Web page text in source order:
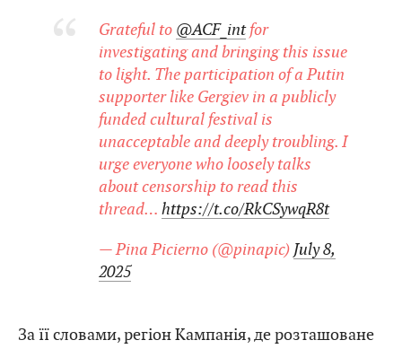
Grateful to @ACF_intfor
investigating and bringing this issue
to light. The participation of a Putin
supporter like Gergiev in a publicly
funded cultural festival is
unacceptable and deeply troubling. I
urge everyone who loosely talks
about censorship to read this
thread… https://t.co/RkCSywqR8t
— Pina Picierno (@pinapic) July 8,
2025
За її словами, регіон Кампанія, де розташоване